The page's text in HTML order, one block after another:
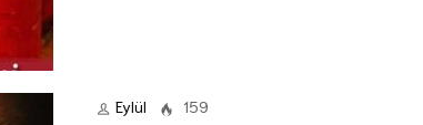
Eylül 159